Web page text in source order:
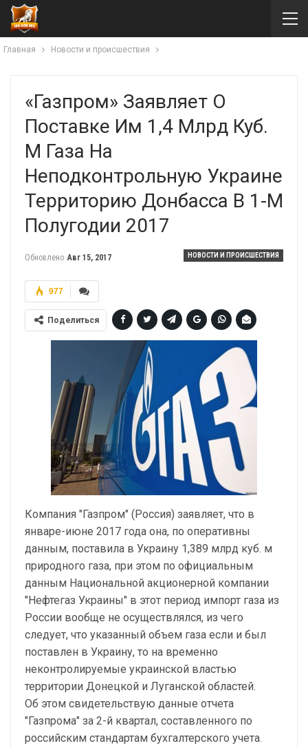
Главная Новости и происшествия
«Газпром» Заявляет О
Поставке Им 1,4 Млрд Куб.
М Газа На
Неподконтрольную Украине
Территорию Донбасса В 1-М
Полугодии 2017
НОВОСТИ И ПРОИСШЕСТВИЯ
Обновлено Авг 15, 2017
977
Поделиться
Компания "Газпром" (Россия) заявляет, что в
январе-июне 2017 года она, по оперативны
данным, поставила в Украину 1,389 млрд куб. м
природного газа, при этом по официальным
данным Национальной акционерной компании
"Нефтегаз Украины" в этот период импорт газа из
России вообще не осуществлялся, из чего
следует, что указанный объем газа если и был
поставлен в Украину, то на временно
неконтролируемые украинской властью
территории Донецкой и Луганской областей.
Об этом свидетельствую данные отчета
"Газпрома" за 2-й квартал, составленного по
российским стандартам бухгалтерского учета.